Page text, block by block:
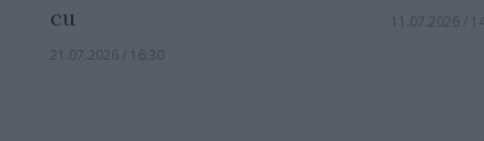
си
21.07.2026 / 16:30
11.07.2026 /